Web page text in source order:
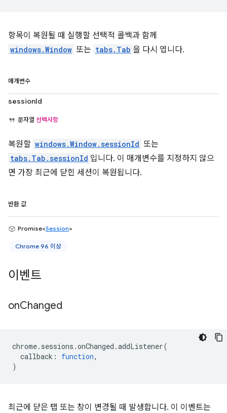
항목이 복원될 때 실행할 선택적 콜백과 함께
windows.Window 또는 tabs.Tab 을 다시 엽니다.
매개변수
sessionId
문자열 선택사항
복원할 windows.Window.sessionId 또는
tabs.Tab.sessionId 입니다. 이 매개변수를 지정하지 않으
면 가장 최근에 닫힌 세션이 복원됩니다.
반환 값
Promise<Session>
Chrome 96 이상
이벤트
onChanged
chrome. sessions .onChanged .addListener(
callback : function,
)
최근에 닫은 탭 또는 창이 변경될 때 발생합니다. 이 이벤트는